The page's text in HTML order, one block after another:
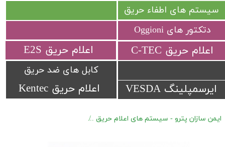
اعلام حریق Kentec
​اعلام حریق C-TEC​​​​​​​ ​اعلام حریق E2S
ایرسمپلینگ VESDA
سیستم های اطفاء حریق
کابل های ضد حریق
دتکتور های Oggioni
ایمن سازان پترو - سیستم های اعلام حریق